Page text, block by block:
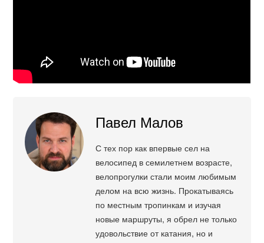
Павел Малов
С тех пор как впервые сел на
велосипед в семилетнем возрасте,
велопрогулки стали моим любимым
делом на всю жизнь. Прокатываясь
по местным тропинкам и изучая
новые маршруты, я обрел не только
удовольствие от катания, но и